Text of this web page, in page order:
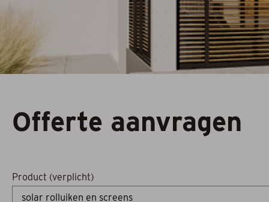
Horren
Offerte aanvragen
Product (verplicht)